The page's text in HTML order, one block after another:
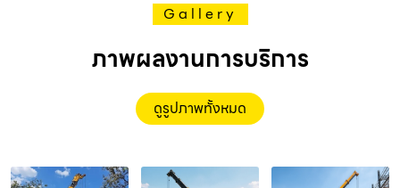
Gallery
ภาพผลงานการบริการ
ดูรูปภาพทั้งหมด